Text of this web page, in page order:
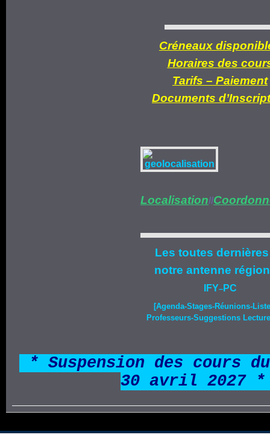
Créneaux
Horaires des
Tarifs – Paiement
Documents d’
Localisation//
Les toutes
notre antenne
IFY–PC
[Agenda-Stages-Réunions-
Professeurs-Suggestions
* Suspension des cours
30 avril 2027 *